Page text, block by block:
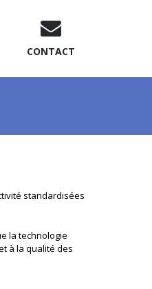
CONTACT
standardisées
la technologie
à la qualité des